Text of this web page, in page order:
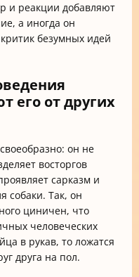
и реакции добавляют
а иногда он
безумных идей
его от других
он не
восторгов
сарказм и
собаки. Так, он
циничен, что
человеческих
в рукав, то ложатся
друга на пол.